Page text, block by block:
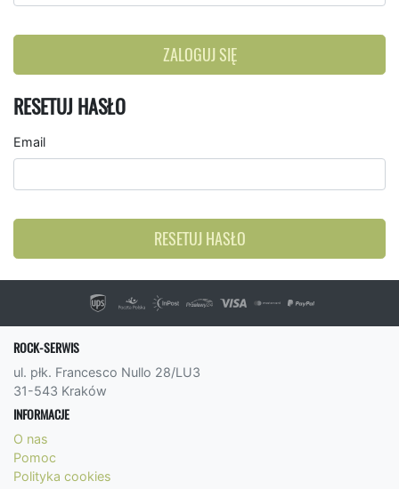
ZALOGUJ SIĘ
RESETUJ HASŁO
Email
RESETUJ HASŁO
ROCK-SERWIS
ul. płk. Francesco Nullo 28/LU3
31-543 Kraków
INFORMACJE
O nas
Pomoc
Polityka cookies